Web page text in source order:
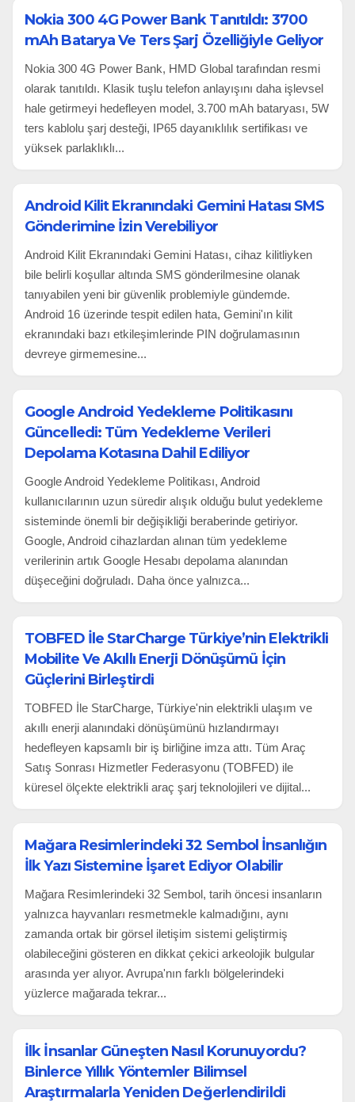
Nokia 300 4G Power Bank Tanıtıldı: 3700
mAh Batarya Ve Ters Şarj Özelliğiyle Geliyor
Nokia 300 4G Power Bank, HMD Global tarafından resmi
olarak tanıtıldı. Klasik tuşlu telefon anlayışını daha işlevsel
hale getirmeyi hedefleyen model, 3.700 mAh bataryası, 5W
ters kablolu şarj desteği, IP65 dayanıklılık sertifikası ve
yüksek parlaklıklı...
Android Kilit Ekranındaki Gemini Hatası SMS
Gönderimine İzin Verebiliyor
Android Kilit Ekranındaki Gemini Hatası, cihaz kilitliyken
bile belirli koşullar altında SMS gönderilmesine olanak
tanıyabilen yeni bir güvenlik problemiyle gündemde.
Android 16 üzerinde tespit edilen hata, Gemini'ın kilit
ekranındaki bazı etkileşimlerinde PIN doğrulamasının
devreye girmemesine...
Google Android Yedekleme Politikasını
Güncelledi: Tüm Yedekleme Verileri
Depolama Kotasına Dahil Ediliyor
Google Android Yedekleme Politikası, Android
kullanıcılarının uzun süredir alışık olduğu bulut yedekleme
sisteminde önemli bir değişikliği beraberinde getiriyor.
Google, Android cihazlardan alınan tüm yedekleme
verilerinin artık Google Hesabı depolama alanından
düşeceğini doğruladı. Daha önce yalnızca...
TOBFED İle StarCharge Türkiye’nin Elektrikli
Mobilite Ve Akıllı Enerji Dönüşümü İçin
Güçlerini Birleştirdi
TOBFED İle StarCharge, Türkiye'nin elektrikli ulaşım ve
akıllı enerji alanındaki dönüşümünü hızlandırmayı
hedefleyen kapsamlı bir iş birliğine imza attı. Tüm Araç
Satış Sonrası Hizmetler Federasyonu (TOBFED) ile
küresel ölçekte elektrikli araç şarj teknolojileri ve dijital...
Mağara Resimlerindeki 32 Sembol İnsanlığın
İlk Yazı Sistemine İşaret Ediyor Olabilir
Mağara Resimlerindeki 32 Sembol, tarih öncesi insanların
yalnızca hayvanları resmetmekle kalmadığını, aynı
zamanda ortak bir görsel iletişim sistemi geliştirmiş
olabileceğini gösteren en dikkat çekici arkeolojik bulgular
arasında yer alıyor. Avrupa'nın farklı bölgelerindeki
yüzlerce mağarada tekrar...
İlk İnsanlar Güneşten Nasıl Korunuyordu?
Binlerce Yıllık Yöntemler Bilimsel
Araştırmalarla Yeniden Değerlendirildi